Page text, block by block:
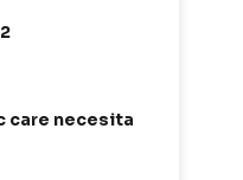
care necesita